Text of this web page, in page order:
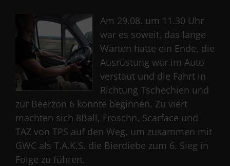
Am 29.08. um 11.30 Uhr
war es soweit, das lange
Warten hatte ein Ende, die
Ausrüstung war im Auto
verstaut und die Fahrt in
Richtung Tschechien und
zur Beerzon 6 konnte beginnen. Zu viert
machten sich 8Ball, Froschn, Scarface und
TAZ von TPS auf den Weg, um zusammen mit
GWC als T.A.K.S. die Bierdiebe zum 6. Sieg in
Folge zu führen.